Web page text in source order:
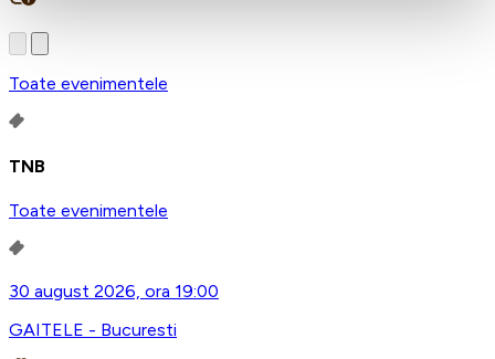
Toate evenimentele
TNB
Toate evenimentele
30 august 2026, ora 19:00
GAITELE - Bucuresti